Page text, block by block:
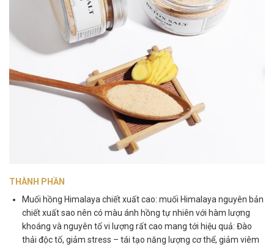
THÀNH PHẦN
Muối hồng Himalaya chiết xuất cao: muối Himalaya nguyên bản
chiết xuất sao nên có màu ánh hồng tự nhiên với hàm lượng
khoáng và nguyên tố vi lượng rất cao mang tới hiệu quả: Đào
thải độc tố, giảm stress – tái tạo năng lượng cơ thể, giảm viêm